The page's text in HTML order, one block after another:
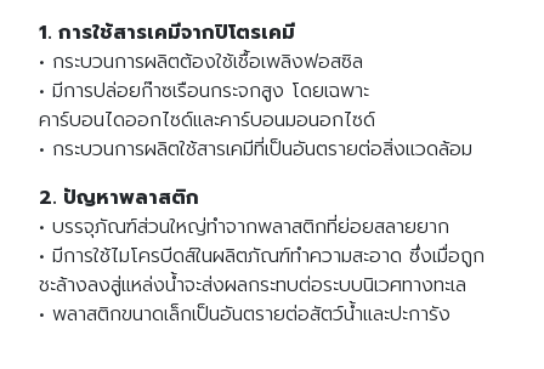
1. การใช้สารเคมีจากปิโตรเคมี
• กระบวนการผลิตต้องใช้เชื้อเพลิงฟอสซิล
• มีการปล่อยก๊าซเรือนกระจกสูง โดยเฉพาะ
คาร์บอนไดออกไซด์และคาร์บอนมอนอกไซด์
• กระบวนการผลิตใช้สารเคมีที่เป็นอันตรายต่อสิ่งแวดล้อม
2. ปัญหาพลาสติก
• บรรจุภัณฑ์ส่วนใหญ่ทำจากพลาสติกที่ย่อยสลายยาก
• มีการใช้ไมโครบีดส์ในผลิตภัณฑ์ทำความสะอาด ซึ่งเมื่อถูก
ชะล้างลงสู่แหล่งน้ำจะส่งผลกระทบต่อระบบนิเวศทางทะเล
• พลาสติกขนาดเล็กเป็นอันตรายต่อสัตว์น้ำและปะการัง